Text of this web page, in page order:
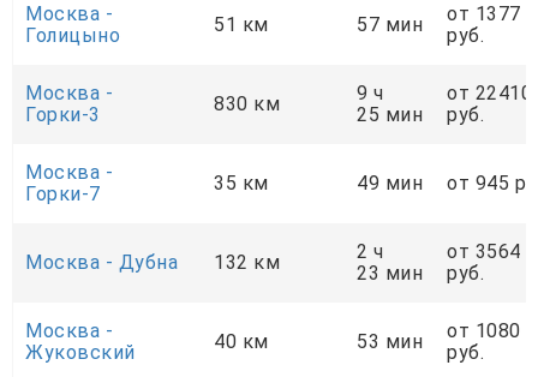
Москва -
Голицыно
51 км 57 мин
от 1377
руб.
Москва -
Горки-3
830 км
9 ч
25 мин
от 22410
руб.
Москва -
Горки-7
35 км 49 мин от 945
Москва - Дубна 132 км
2 ч
23 мин
от 3564
руб.
Москва -
Жуковский
40 км 53 мин
от 1080
руб.